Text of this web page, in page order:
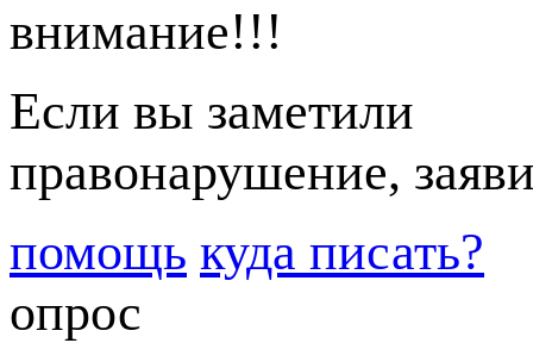
внимание!!!
Если вы заметили
правонарушение,
помощь куда писать?
опрос